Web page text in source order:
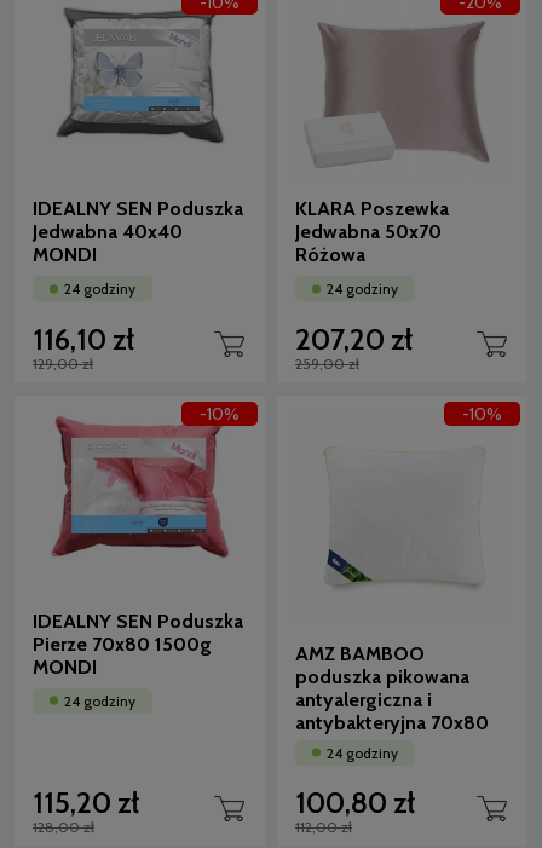
IDEALNY SEN Poduszka
Jedwabna 40x40
MONDI
24 godziny
116,10 zł
129,00 zł
KLARA Poszewka
Jedwabna 50x70
Różowa
24 godziny
207,20 zł
259,00 zł
IDEALNY SEN Poduszka
Pierze 70x80 1500g
MONDI
24 godziny
115,20 zł
128,00 zł
-10%
AMZ BAMBOO
poduszka pikowana
antyalergiczna i
antybakteryjna 70x80
24 godziny
100,80 zł
112,00 zł
-10%